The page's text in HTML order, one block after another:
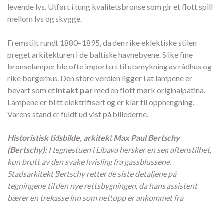
levende lys. Utført i tung kvalitetsbronse som gir et flott spill
mellom lys og skygge.
Fremstilt rundt 1880–1895, da den rike eklektiske stilen
preget arkitekturen i de baltiske havnebyene. Slike fine
bronselamper ble ofte importert til utsmykning av rådhus og
rike borgerhus. Den store verdien ligger i at lampene er
bevart som et intakt par med en flott mørk originalpatina.
Lampene er blitt elektrifisert og er klar til opphengning.
Varens stand er fuldt ud vist på billederne.
Historistisk tidsbilde, arkitekt Max Paul Bertschy
(Bertschy): I tegnestuen i Libava hersker en sen aftenstilhet,
kun brutt av den svake hvisling fra gassblussene.
Stadsarkitekt Bertschy retter de siste detaljene på
tegningene til den nye rettsbygningen, da hans assistent
bærer en trekasse inn som nettopp er ankommet fra